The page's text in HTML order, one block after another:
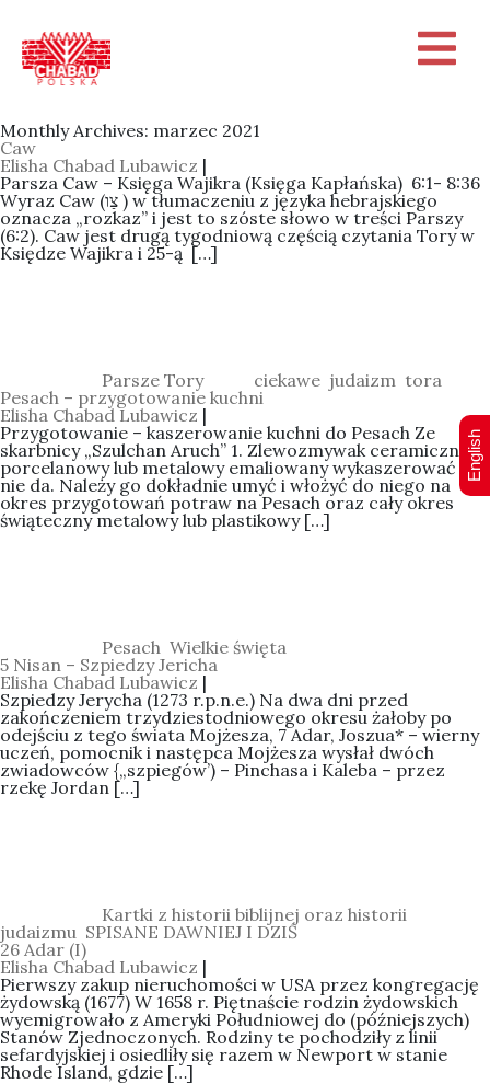
Monthly Archives: marzec 2021
Caw
Elisha Chabad Lubawicz |
Parsza Caw – Księga Wajikra (Księga Kapłańska) 6:1- 8:36
Wyraz Caw (צַו ) w tłumaczeniu z języka hebrajskiego
oznacza „rozkaz” i jest to szóste słowo w treści Parszy
(6:2). Caw jest drugą tygodniową częścią czytania Tory w
Księdze Wajikra i 25-ą […]
Parsze Tory ciekawe judaizm tora
Pesach – przygotowanie kuchni
Elisha Chabad Lubawicz |
Przygotowanie – kaszerowanie kuchni do Pesach Ze
skarbnicy „Szulchan Aruch” 1. Zlewozmywak ceramiczny,
porcelanowy lub metalowy emaliowany wykaszerować się
nie da. Należy go dokładnie umyć i włożyć do niego na
okres przygotowań potraw na Pesach oraz cały okres
świąteczny metalowy lub plastikowy […]
Pesach Wielkie święta
5 Nisan – Szpiedzy Jericha
Elisha Chabad Lubawicz |
Szpiedzy Jerycha (1273 r.p.n.e.) Na dwa dni przed
zakończeniem trzydziestodniowego okresu żałoby po
odejściu z tego świata Mojżesza, 7 Adar, Joszua* – wierny
uczeń, pomocnik i następca Mojżesza wysłał dwóch
zwiadowców {„szpiegów’) – Pinchasa i Kaleba – przez
rzekę Jordan […]
Kartki z historii biblijnej oraz historii
judaizmu SPISANE DAWNIEJ I DZIŚ
26 Adar (I)
Elisha Chabad Lubawicz |
Pierwszy zakup nieruchomości w USA przez kongregację
żydowską (1677) W 1658 r. Piętnaście rodzin żydowskich
wyemigrowało z Ameryki Południowej do (późniejszych)
Stanów Zjednoczonych. Rodziny te pochodziły z linii
sefardyjskiej i osiedliły się razem w Newport w stanie
Rhode Island, gdzie […]
English